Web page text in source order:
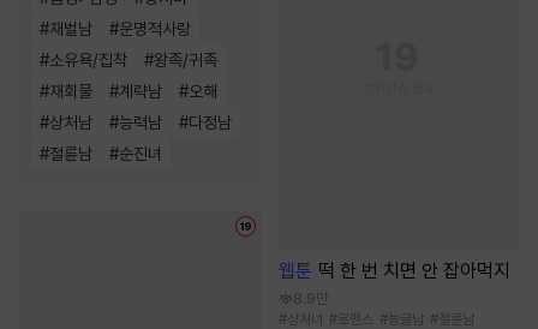
#재벌남 #운명적사랑
#소유욕/집착 #왕족/귀족
#재회물 #계략남 #오해
#상처남 #능력남 #다정남
#절륜남 #순진녀
웹툰 떡 한 번 치면 안 잡아먹지
8.9만
#상처녀 #로맨스 #능글남 #절륜남